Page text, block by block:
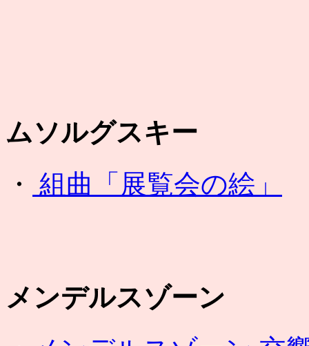
ムソルグスキー
・
組曲「展覧会の絵」
メンデルスゾーン